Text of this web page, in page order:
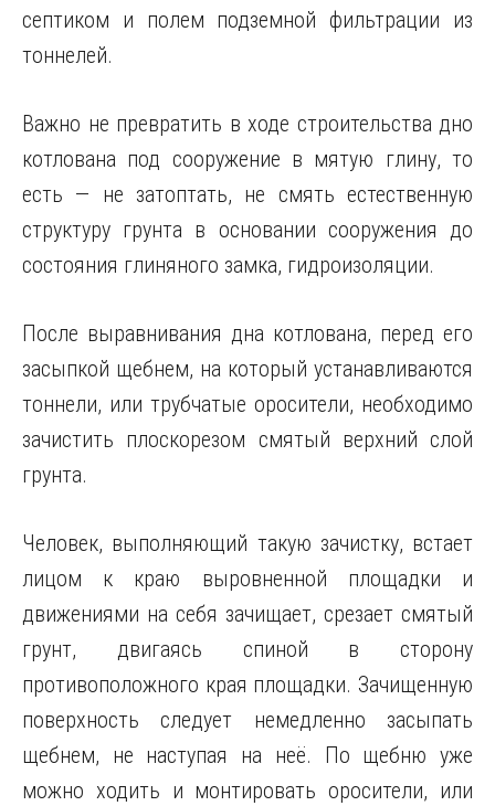
септиком и полем подземной фильтрации из
тоннелей.
Важно не превратить в ходе строительства дно
котлована под сооружение в мятую глину, то
есть — не затоптать, не смять естественную
структуру грунта в основании сооружения до
состояния глиняного замка, гидроизоляции.
После выравнивания дна котлована, перед его
засыпкой щебнем, на который устанавливаются
тоннели, или трубчатые оросители, необходимо
зачистить плоскорезом смятый верхний слой
грунта.
Человек, выполняющий такую зачистку, встает
лицом к краю выровненной площадки и
движениями на себя зачищает, срезает смятый
грунт, двигаясь спиной в сторону
противоположного края площадки. Зачищенную
поверхность следует немедленно засыпать
щебнем, не наступая на неё. По щебню уже
можно ходить и монтировать оросители, или